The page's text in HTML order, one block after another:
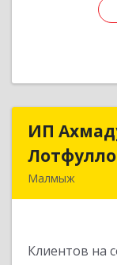
ИП
Малмыж
Клиентов на